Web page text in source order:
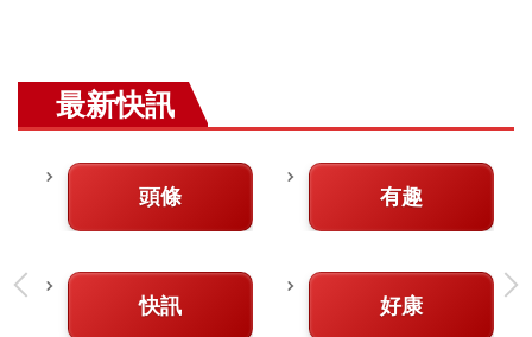
最新快訊
頭條 有趣
快訊 好康